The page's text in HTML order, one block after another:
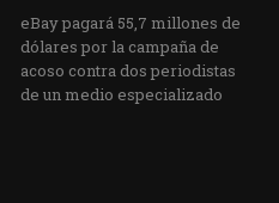
eBay pagará 55,7 millones de
dólares por la campaña de
acoso contra dos periodistas
de un medio especializado